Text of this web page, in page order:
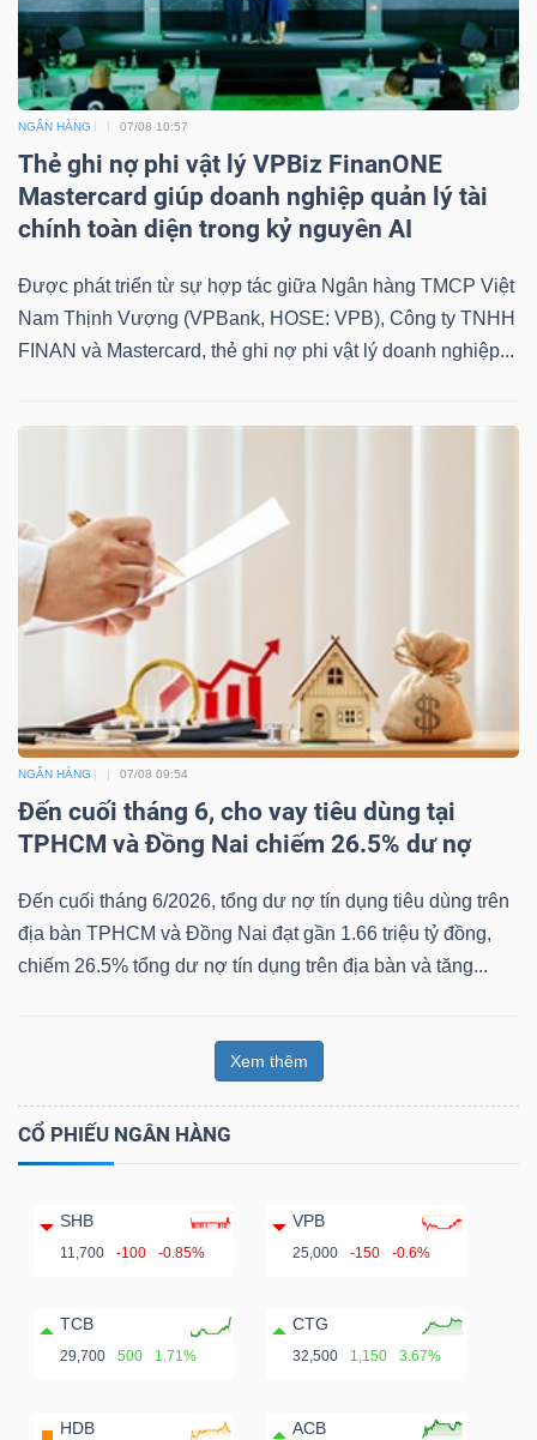
NGÂN HÀNG 07/08 10:57
Thẻ ghi nợ phi vật lý VPBiz FinanONE
Mastercard giúp doanh nghiệp quản lý tài
chính toàn diện trong kỷ nguyên AI
Được phát triển từ sự hợp tác giữa Ngân hàng TMCP Việt
Nam Thịnh Vượng (VPBank, HOSE: VPB), Công ty TNHH
FINAN và Mastercard, thẻ ghi nợ phi vật lý doanh nghiệp...
NGÂN HÀNG 07/08 09:54
Đến cuối tháng 6, cho vay tiêu dùng tại
TPHCM và Đồng Nai chiếm 26.5% dư nợ
Đến cuối tháng 6/2026, tổng dư nợ tín dụng tiêu dùng trên
địa bàn TPHCM và Đồng Nai đạt gần 1.66 triệu tỷ đồng,
chiếm 26.5% tổng dư nợ tín dụng trên địa bàn và tăng...
Xem thêm
CỔ PHIẾU NGÂN HÀNG
SHB
11,700 -100 -0.85%
VPB
25,000 -150 -0.6%
TCB
29,700 500 1.71%
CTG
32,500 1,150 3.67%
HDB ACB